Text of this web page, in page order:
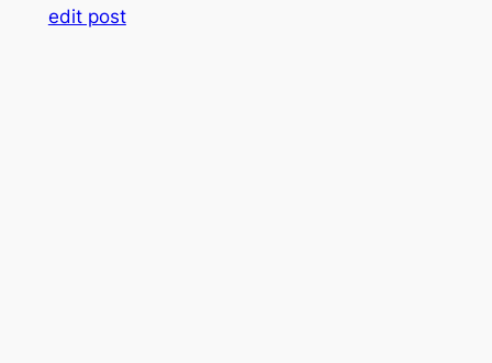
edit post